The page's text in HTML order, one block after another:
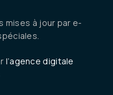
mises à jour par e-
l’agence digitale